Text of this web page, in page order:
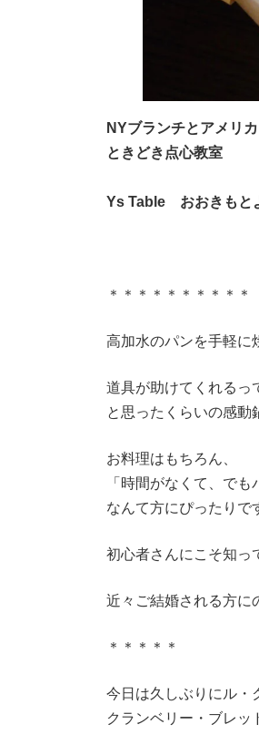
NYブランチとアメリ
ときどき点心教室
Ys Table おおきもと
＊＊＊＊＊＊＊＊＊＊
高加水のパンを手軽に
道具が助けてくれるっ
と思ったくらいの感動
お料理はもちろん、
「時間がなくて、でも
なんて方にぴったりで
初心者さんにこそ知っ
近々ご結婚される方に
＊＊＊＊＊
今日は久しぶりにル・
クランベリー・ブレッ